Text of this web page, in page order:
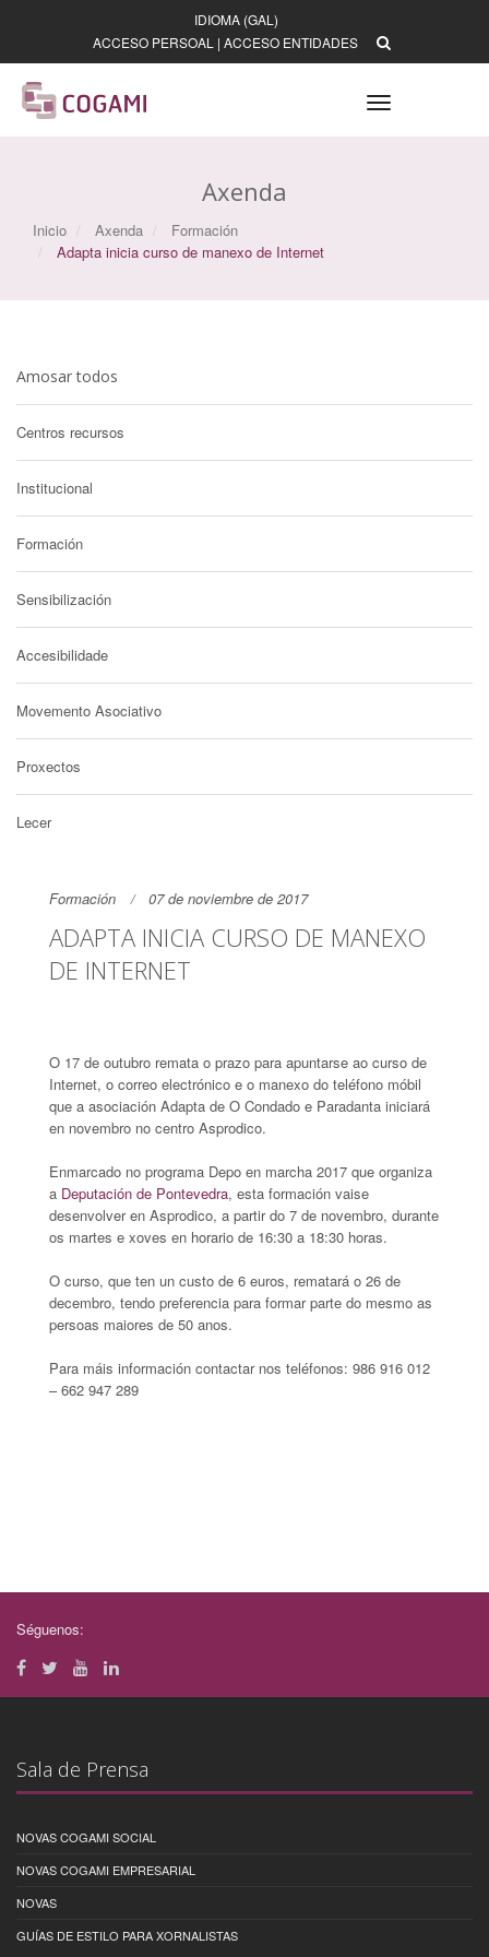
IDIOMA (GAL)
ACCESO PERSOAL | ACCESO ENTIDADES
Toggle
Axenda
Inicio Axenda
Formación
Adapta inicia curso de manexo de Internet
Amosar todos
Centros recursos
Institucional
Formación
Sensibilización
Accesibilidade
Movemento Asociativo
Proxectos
Lecer
Formación 07 de noviembre de 2017
ADAPTA INICIA CURSO DE MANEXO
DE INTERNET
O 17 de outubro remata o prazo para apuntarse ao curso de
Internet, o correo electrónico e o manexo do teléfono móbil
que a asociación Adapta de O Condado e Paradanta iniciará
en novembro no centro Asprodico.
Enmarcado no programa Depo en marcha 2017 que organiza
a Deputación de Pontevedra, esta formación vaise
desenvolver en Asprodico, a partir do 7 de novembro, durante
os martes e xoves en horario de 16:30 a 18:30 horas.
O curso, que ten un custo de 6 euros, rematará o 26 de
decembro, tendo preferencia para formar parte do mesmo as
persoas maiores de 50 anos.
Para máis información contactar nos teléfonos: 986 916 012
– 662 947 289
Séguenos:
Sala de Prensa
NOVAS COGAMI SOCIAL
NOVAS COGAMI EMPRESARIAL
NOVAS
GUÍAS DE ESTILO PARA XORNALISTAS